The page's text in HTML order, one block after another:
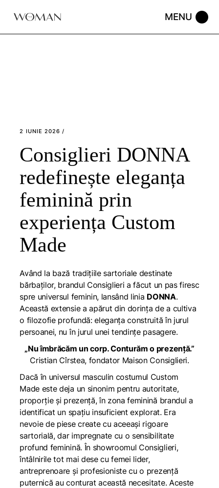
2 IUNIE 2026
Consiglieri DONNA
redefinește eleganța
feminină prin
experiența Custom
Made
Având la bază tradițiile sartoriale destinate
bărbaților, brandul Consiglieri a făcut un pas firesc
spre universul feminin, lansând linia DONNA.
Această extensie a apărut din dorința de a cultiva
o filozofie profundă: eleganța construită în jurul
persoanei, nu în jurul unei tendințe pasagere.
„Nu îmbrăcăm un corp. Conturăm o prezență.”
Cristian Cîrstea, fondator Maison Consiglieri.
Dacă în universul masculin costumul Custom
Made este deja un sinonim pentru autoritate,
proporție și prezență, în zona feminină brandul a
identificat un spațiu insuficient explorat. Era
nevoie de piese create cu aceeași rigoare
sartorială, dar impregnate cu o sensibilitate
profund feminină. În showroomul Consiglieri,
întâlnirile tot mai dese cu femei lider,
antreprenoare și profesioniste cu o prezență
puternică au conturat această necesitate. Aceste